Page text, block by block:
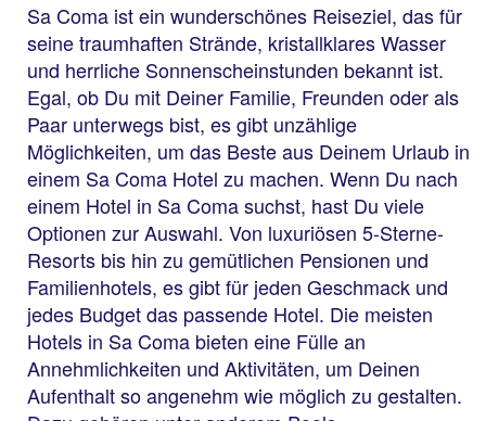
Sa Coma ist ein wunderschönes Reiseziel, das für
seine traumhaften Strände, kristallklares Wasser
und herrliche Sonnenscheinstunden bekannt ist.
Egal, ob Du mit Deiner Familie, Freunden oder als
Paar unterwegs bist, es gibt unzählige
Möglichkeiten, um das Beste aus Deinem Urlaub in
einem Sa Coma Hotel zu machen. Wenn Du nach
einem Hotel in Sa Coma suchst, hast Du viele
Optionen zur Auswahl. Von luxuriösen 5-Sterne-
Resorts bis hin zu gemütlichen Pensionen und
Familienhotels, es gibt für jeden Geschmack und
jedes Budget das passende Hotel. Die meisten
Hotels in Sa Coma bieten eine Fülle an
Annehmlichkeiten und Aktivitäten, um Deinen
Aufenthalt so angenehm wie möglich zu gestalten.